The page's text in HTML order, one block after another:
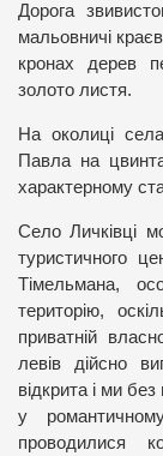
Дорога
мальовничі
кронах дерев
золото листя.
На околиці
Павла на
характерному
Село Личківці
туристичного
Тімельмана,
територію,
приватній
левів дійсно
відкрита і ми
у
проводилися